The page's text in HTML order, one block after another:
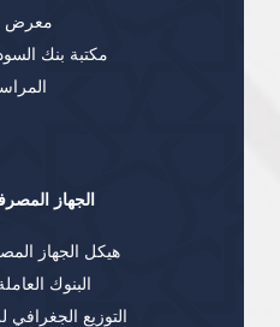
معرض
مكتبة بنك
الجهاز
هيكل الجهاز
البنوك
التوزيع